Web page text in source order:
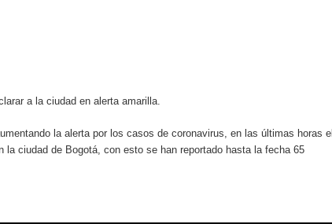
a la ciudad en alerta amarilla.
la alerta por los casos de coronavirus, en las últimas horas el
ciudad de Bogotá, con esto se han reportado hasta la fecha 65